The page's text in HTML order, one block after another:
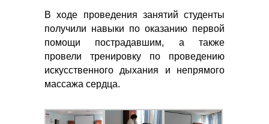
В ходе проведения занятий студенты
получили навыки по оказанию первой
помощи пострадавшим, а также
провели тренировку по проведению
искусственного дыхания и непрямого
массажа сердца.